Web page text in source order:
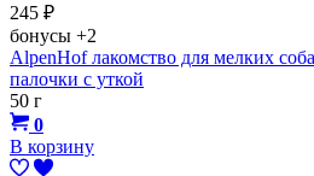
245 ₽
бонусы +2
AlpenHof лакомство для мелких
палочки с уткой
50 г
0
В корзину